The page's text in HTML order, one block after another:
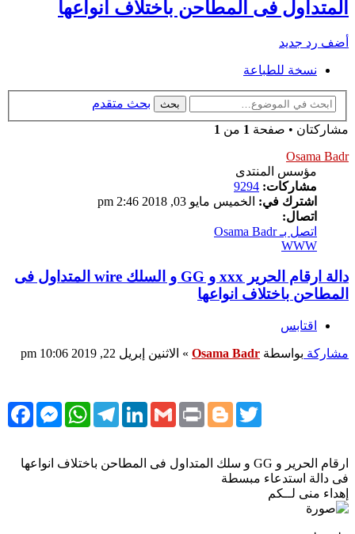
المتداول فى المطاحن باختلاف انواعها
أضف رد جديد
نسخة للطباعة
بحث
بحث متقدم
مشاركتان • صفحة 1 من 1
Osama Badr
مؤسس المنتدى
مشاركات: 9294
اشترك في: الخميس مايو 03, 2018 2:46 pm
اتصال:
اتصل بـ Osama Badr
WWW
دالة ارقام الحرير xxx و GG و السلك wire المتداول فى
المطاحن باختلاف انواعها
اقتابس
مشاركة بواسطة Osama Badr
» الاثنين إبريل 22, 2019 10:06 pm
MessengerWhatsAppTelegramLinkedInGmail PrintBloggerTwitter
ارقام الحرير و GG و سلك المتداول فى المطاحن باختلاف انواعها
فى دالة استدعاء مبسطة
إهداء منى لــكم